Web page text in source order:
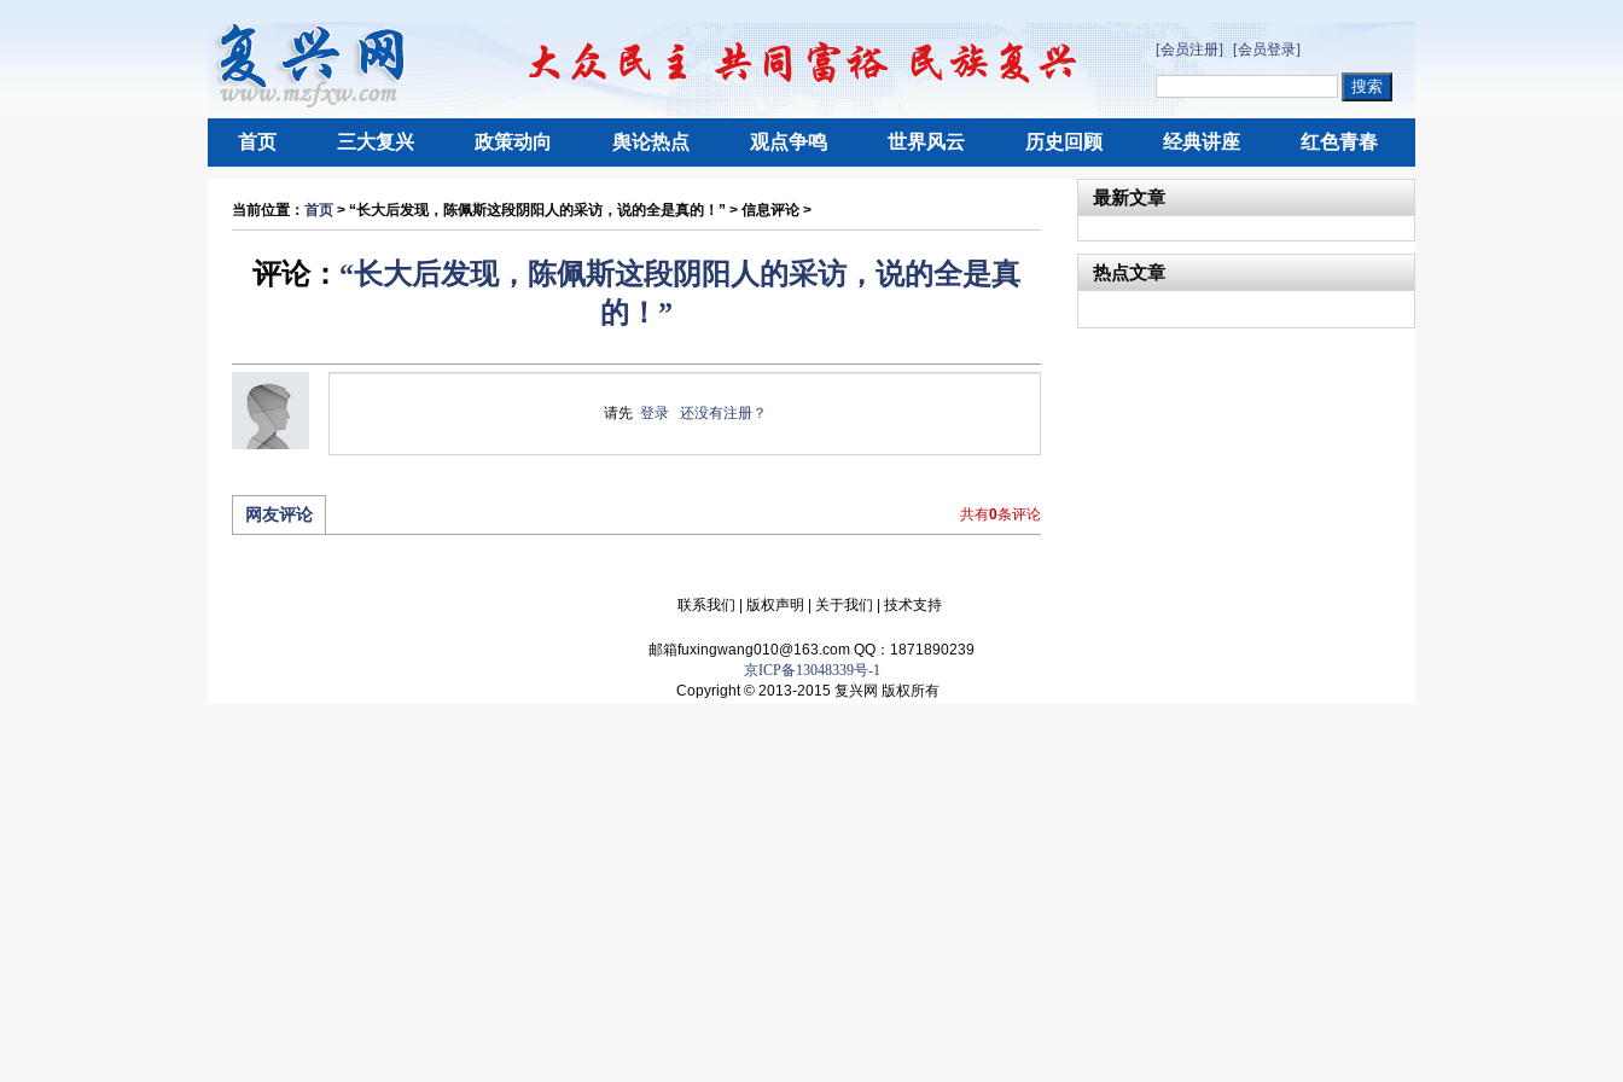
[会员注册] [会员登录]
首页 三大复兴 政策动向 舆论热点 观点争鸣 世界风云 历史回顾 经典讲座 红色青春
当前位置： 首页 > “长大后发现，陈佩斯这段阴阳人的采访，说的全是真的！” > 信息评论 >
评论： “长大后发现，陈佩斯这段阴阳人的采访，说的全是真
的！”
请先 登录 还没有注册？
网友评论 共有0条评论
最新文章
热点文章
联系我们 版权声明 关于我们 技术支持
邮箱fuxingwang010@163.com QQ：1871890239
京ICP备13048339号-1
Copyright © 2013-2015 复兴网 版权所有